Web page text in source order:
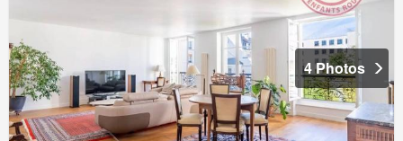
4 Photos